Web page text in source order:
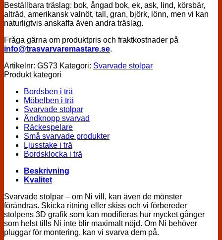
Beställbara träslag: bok, ångad bok, ek, ask, lind, körsbär,
alträd, amerikansk valnöt, tall, gran, björk, lönn, men vi kan
naturligtvis anskaffa även andra träslag.
Fråga gärna om produktpris och fraktkostnader på
info@trasvarvaremastare.se.
Artikelnr: GS73 Kategori: Svarvade stolpar
Produkt kategori
Bordsben i trä
Möbelben i trä
Svarvade stolpar
Ändknopp svarvad
Räckespelare
Små svarvade produkter
Ljusstake i trä
Bordsklocka i trä
Beskrivning
Kvalitet
Svarvade stolpar – om Ni vill, kan även de mönster
förändras. Skicka ritning eller skiss och vi förbereder
stolpens 3D grafik som kan modifieras hur mycket gånger
som helst tills Ni inte blir maximalt nöjd. Om Ni behöver
pluggar för montering, kan vi svarva dem på.